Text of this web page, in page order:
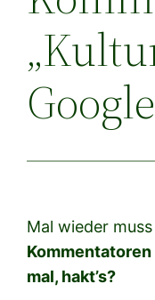
Mal wieder
mal, hakt’s?